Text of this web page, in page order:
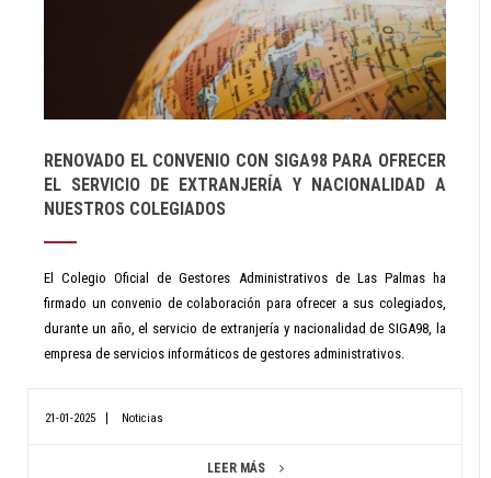
RENOVADO EL CONVENIO CON SIGA98 PARA OFRECER
EL SERVICIO DE EXTRANJERÍA Y NACIONALIDAD A
NUESTROS COLEGIADOS
El Colegio Oficial de Gestores Administrativos de Las Palmas ha
firmado un convenio de colaboración para ofrecer a sus colegiados,
durante un año, el servicio de extranjería y nacionalidad de SIGA98, la
empresa de servicios informáticos de gestores administrativos.
21-01-2025 Noticias
LEER MÁS